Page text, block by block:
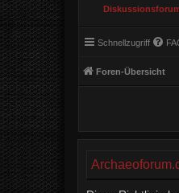
Schnellzugriff
Foren-Übersicht